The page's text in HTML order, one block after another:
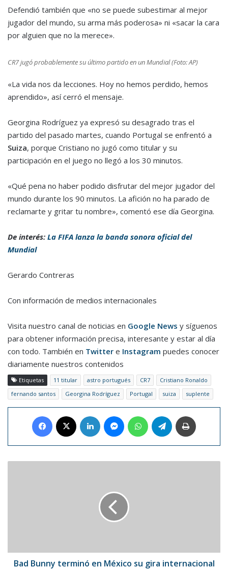
Defendió también que «no se puede subestimar al mejor
jugador del mundo, su arma más poderosa» ni «sacar la cara
por alguien que no la merece».
CR7 jugó probablemente su último partido en un Mundial (Foto: AP)
«La vida nos da lecciones. Hoy no hemos perdido, hemos
aprendido», así cerró el mensaje.
Georgina Rodríguez ya expresó su desagrado tras el
partido del pasado martes, cuando Portugal se enfrentó a
Suiza, porque Cristiano no jugó como titular y su
participación en el juego no llegó a los 30 minutos.
«Qué pena no haber podido disfrutar del mejor jugador del
mundo durante los 90 minutos. La afición no ha parado de
reclamarte y gritar tu nombre», comentó ese día Georgina.
De interés: La FIFA lanza la banda sonora oficial del
Mundial
Gerardo Contreras
Con información de medios internacionales
Visita nuestro canal de noticias en Google News y síguenos
para obtener información precisa, interesante y estar al día
con todo. También en Twitter e Instagram puedes conocer
diariamente nuestros contenidos
Etiquetas 11 titular astro portugués CR7
Cristiano Ronaldo
fernando santos
Georgina Rodríguez Portugal suiza suplente
Facebook LinkedIn MessengerWhatsAppTelegram
Bad Bunny terminó en México su gira internacional